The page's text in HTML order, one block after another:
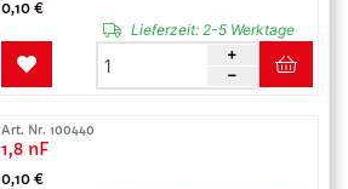
0,10 €
Lieferzeit:2-5 Werktage
Art. Nr. 100440
1,8 nF
0,10 €